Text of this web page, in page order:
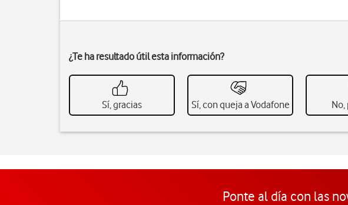
¿Te ha resultado útil esta información?
Sí, gracias Sí, con queja a Vodafone No,
Ponte al día con las